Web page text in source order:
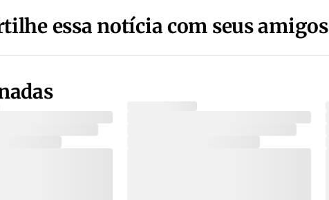
essa notícia com seus amigos